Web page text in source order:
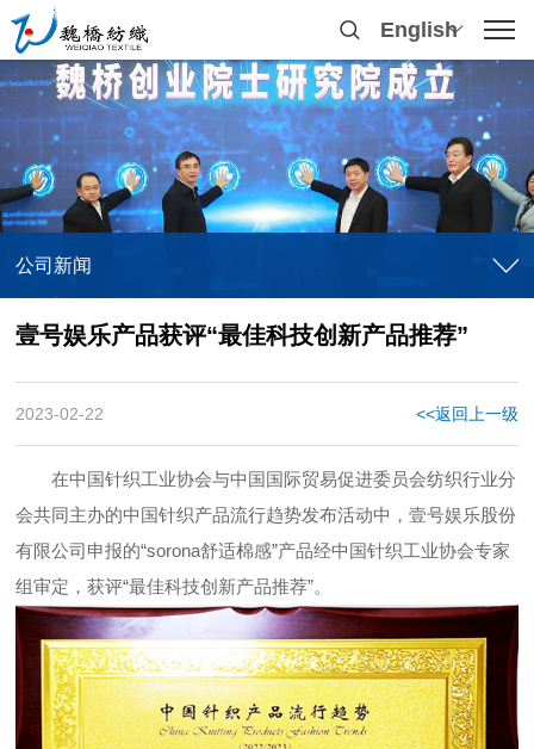
English
公司新闻
壹号娱乐产品获评“最佳科技创新产品推荐”
2023-02-22 <<返回上一级
在中国针织工业协会与中国国际贸易促进委员会纺织行业分
会共同主办的中国针织产品流行趋势发布活动中，壹号娱乐股份
有限公司申报的“sorona舒适棉感”产品经中国针织工业协会专家
组审定，获评“最佳科技创新产品推荐”。